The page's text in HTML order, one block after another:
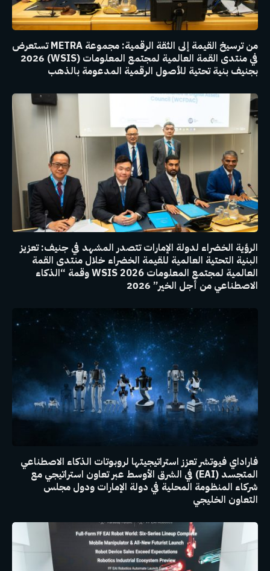
من ترسيخ القيمة إلى الثقة الرقمية: مجموعة METRA تستعرض
في منتدى القمة العالمية لمجتمع المعلومات (WSIS) 2026
بجنيف بنية تحتية للأصول الرقمية المدعومة بالذهب
الرؤية الخضراء لدولة الإمارات تتصدر المشهد في جنيف: تعزيز
البنية التحتية العالمية للقيمة الخضراء خلال منتدى القمة
العالمية لمجتمع المعلومات WSIS 2026 وقمة “الذكاء
الاصطناعي من أجل الخير” 2026
فاراداي فيوتشر تعزز استراتيجيتها لروبوتات الذكاء الاصطناعي
المتجسد (EAI) في الشرق الأوسط عبر تعاون استراتيجي مع
شركاء المنظومة المحلية في دولة الإمارات ودول مجلس
التعاون الخليجي